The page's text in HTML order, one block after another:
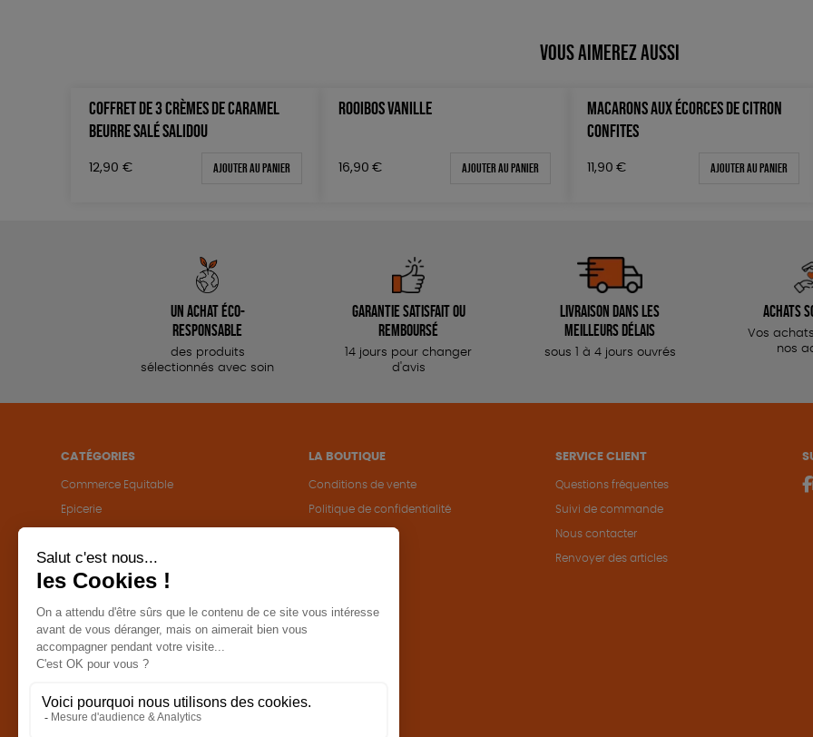
Vous aimerez aussi
COFFRET DE 3 CRÈMES DE CARAMEL
BEURRE SALÉ SALIDOU
12,90 € Ajouter au panier
ROOIBOS VANILLE
16,90 € Ajouter au panier
MACARONS AUX ÉCORCES DE CITRON
CONFITES
11,90 € Ajouter au panier
Un achat éco-
responsable
des produits
sélectionnés avec soin
Garantie satisfait ou
remboursé
14 jours pour changer
d'avis
Livraison dans les
meilleurs délais
sous 1 à 4 jours ouvrés
Achats
Vos
nos
CATÉGORIES
Commerce Equitable
Epicerie
Accessoires
Bien-être
Papeterie
Livres
Jeux
LA BOUTIQUE
Conditions de vente
Politique de confidentialité
Mentions légales
SERVICE CLIENT
Questions fréquentes
Suivi de commande
Nous contacter
Renvoyer des articles